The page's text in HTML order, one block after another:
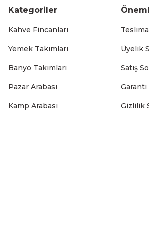
119,99
Paslanmaz Çelik Demlik Çay
Kategoriler
Kahve Fincanları
Yemek Takımları
Banyo Takımları
Pazar Arabası
Kamp Arabası
Üyelik
Satış
Garanti
Gizlilik